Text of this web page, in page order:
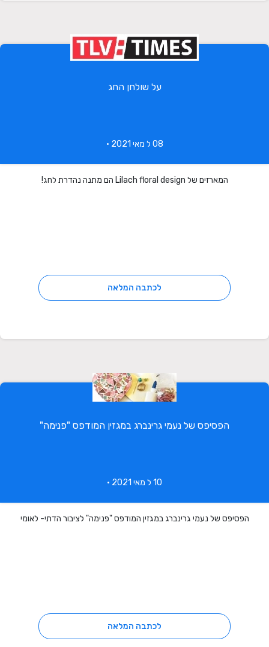
על שולחן החג
08 ל מאי 2021 •
המארזים של Lilach floral design הם מתנה נהדרת לחג!
לכתבה המלאה
הפסיפס של נעמי גרינברג במגזין המודפס "פנימה"
הפסיפס של נעמי גרינברג במגזין המודפס "פנימה" לציבור הדתי- לאומי
לכתבה המלאה